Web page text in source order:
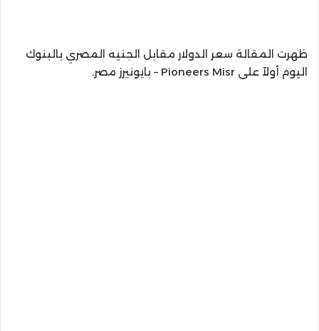
ظهرت المقالة سعر الدولار مقابل الجنيه المصري بالبنوك
اليوم أولاً على Pioneers Misr – بايونيرز مصر.